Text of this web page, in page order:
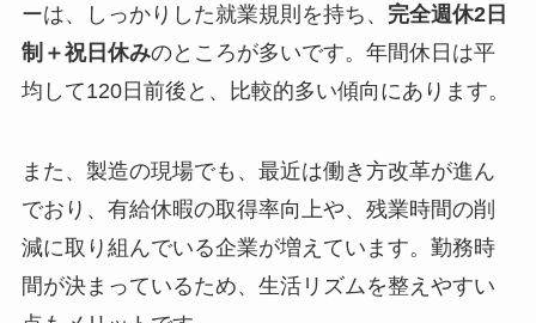
ーは、しっかりした就業規則を持ち、 完全週休2日
制＋祝日休みのところが多いです。年間休日は平
均して120日前後と、比較的多い傾向にあります。
また、製造の現場でも、最近は働き方改革が進ん
でおり、有給休暇の取得率向上や、残業時間の削
減に取り組んでいる企業が増えています。勤務時
間が決まっているため、生活リズムを整えやすい